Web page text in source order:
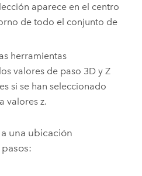
aparece en el centro
de todo el conjunto de
herramientas
valores de paso 3D y Z
si se han seleccionado
valores z.
una ubicación